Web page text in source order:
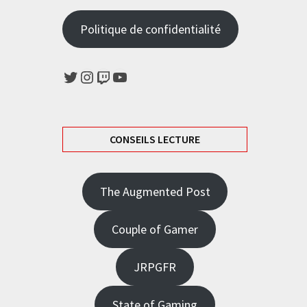
Politique de confidentialité
Twitter
Instagram
TwitchYouTube
CONSEILS LECTURE
The Augmented Post
Couple of Gamer
JRPGFR